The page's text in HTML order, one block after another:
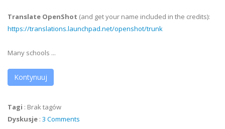
Translate OpenShot (and get your name included in the credits):
https://translations.launchpad.net/openshot/trunk
Many schools ...
Kontynuuj
Tagi : Brak tagów
Dyskusje : 3 Comments